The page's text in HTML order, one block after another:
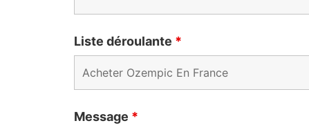
Liste déroulante *
Message *